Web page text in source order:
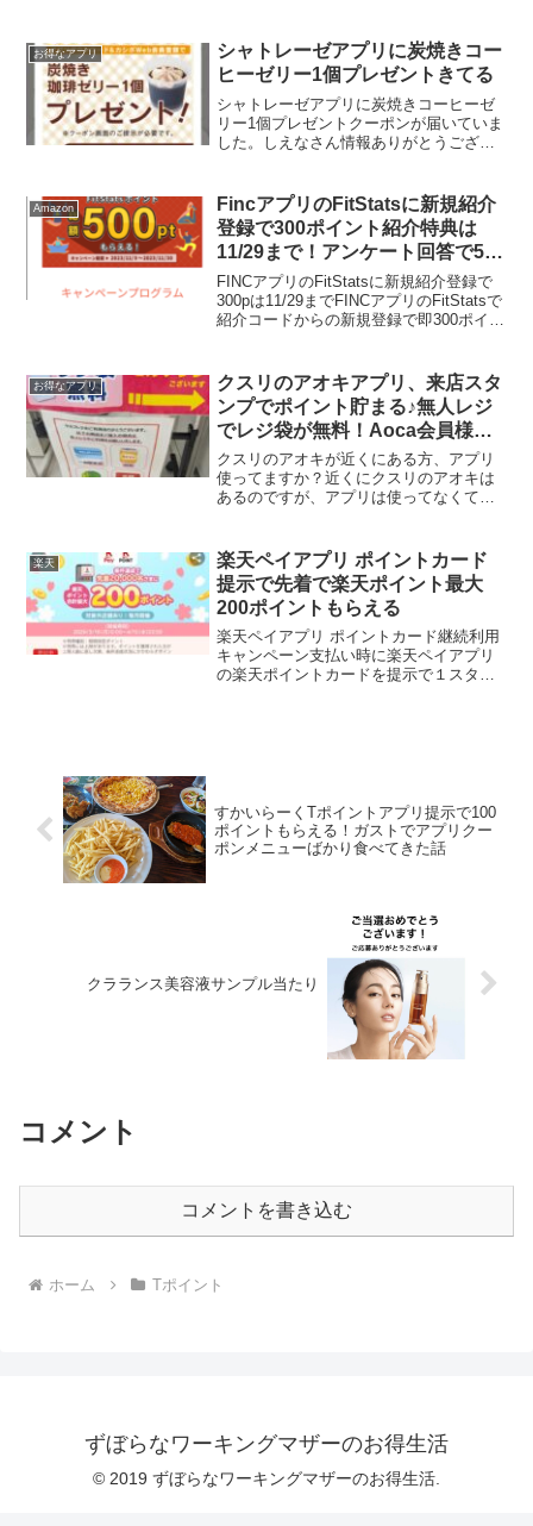
で30%キャッシュバック（最大500円ま
で）先着8...
お得なアプリ
シャトレーゼアプリに炭焼きコー
ヒーゼリー1個プレゼントきてる
シャトレーゼアプリに炭焼きコーヒーゼ
リー1個プレゼントクーポンが届いていま
した。しえなさん情報ありがとうござい
キーも一緒に買ってきました。今日はご
飯の後だったのでセーブ...
Amazon
FincアプリのFitStatsに新規紹介
登録で300ポイント紹介特典は
11/29まで！アンケート回答で500
円分のPayPayなどに交換でき
る！
FINCアプリのFitStatsに新規紹介登録で
300pは11/29までFINCアプリのFitStatsで
紹介コードからの新規登録で即300ポイン
ーライ...
お得なアプリ
クスリのアオキアプリ、来店スタ
ンプでポイント貯まる♪無人レジ
でレジ袋が無料！Aoca会員様限
定 大感謝祭キャンペーン
クスリのアオキが近くにある方、アプリ
使ってますか？近くにクスリのアオキは
あるのですが、アプリは使ってなくて、
た。まずは来店スタンプラリーに参加し
ましょう。1日1回来店で1...
楽天
楽天ペイアプリ ポイントカード
提示で先着で楽天ポイント最大
200ポイントもらえる
楽天ペイアプリ ポイントカード継続利用
キャンペーン支払い時に楽天ペイアプリ
の楽天ポイントカードを提示で１スタン
すかいらーくTポイントアプリ提示で100
ポイントもらえる！ガストでアプリクー
ポンメニューばかり食べてきた話
クラランス美容液サンプル当たり
コメント
コメントを書き込む
ホーム Tポイント
ずぼらなワーキングマザーのお得生活
© 2019 ずぼらなワーキングマザーのお得生活.